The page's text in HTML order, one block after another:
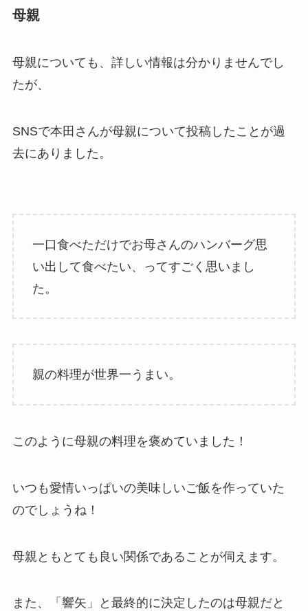
母親
母親についても、詳しい情報は分かりませんでし
たが、
SNSで本田さんが母親について投稿したことが過
去にありました。
一口食べただけでお母さんのハンバーグ思
い出して食べたい、ってすごく思いまし
た。
親の料理が世界一うまい。
このように母親の料理を褒めていました！
いつも愛情いっぱいの美味しいご飯を作っていた
のでしょうね！
母親ともとても良い関係であることが伺えます。
また、「響矢」と最終的に決定したのは母親だと